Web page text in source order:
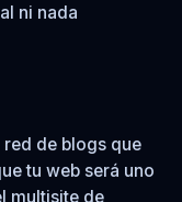
ni nada
de blogs que
tu web será uno
multisite de